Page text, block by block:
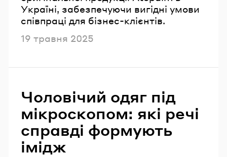
Україні, забезпечуючи вигідні умови
співпраці для бізнес-клієнтів.
Опубліковано
19 травня 2025
Чоловічий одяг під
мікроскопом: які речі
справді формують
імідж